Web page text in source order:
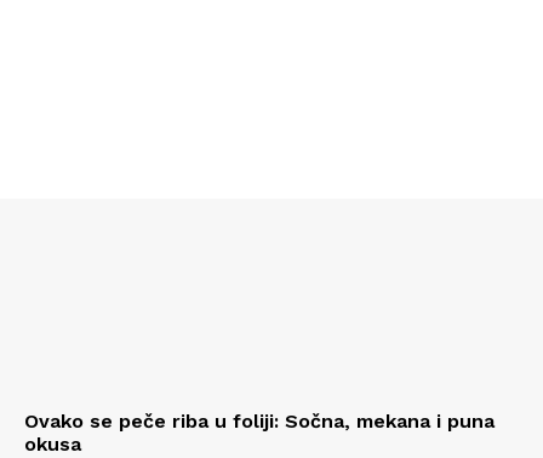
Ovako se peče riba u foliji: Sočna, mekana i puna
okusa